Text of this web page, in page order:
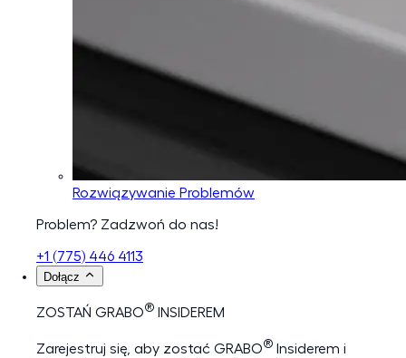
Rozwiązywanie Problemów
Problem? Zadzwoń do nas!
+1 (775) 446 4113
Dołącz
ZOSTAŃ GRABO® INSIDEREM
Zarejestruj się, aby zostać GRABO® Insiderem i